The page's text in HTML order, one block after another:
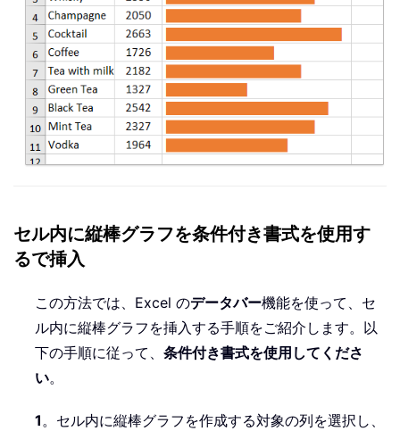
セル内に縦棒グラフを条件付き書式を使用す
るで挿入
この方法では、Excel のデータバー機能を使って、セ
ル内に縦棒グラフを挿入する手順をご紹介します。以
下の手順に従って、 条件付き書式を使用してくださ
い。
1。セル内に縦棒グラフを作成する対象の列を選択し、